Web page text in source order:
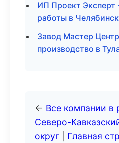
ИП Проект
работы в Челябинск
Завод Мастер
производство в
← Все компании в
Северо-
округ
Главная